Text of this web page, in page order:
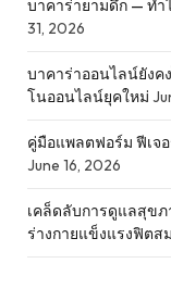
บาคาร่ายามดึก — ทำ
31, 2026
บาคาร่าออนไลน์ยังค
โนออนไลน์ยุคใหม่
คู่มือแพลตฟอร์ม ฟีเจ
June 16, 2026
เคล็ดลับการดูแลสุข
ร่างกายแข็งแรงฟิต